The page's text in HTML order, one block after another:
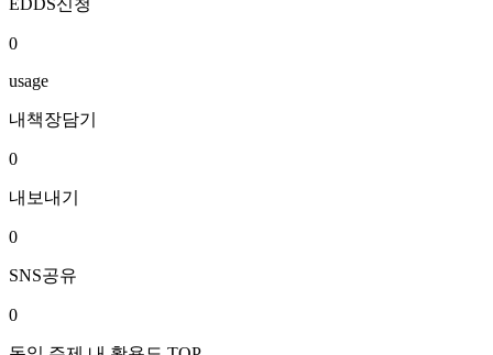
EDDS신청
0
usage
내책장담기
0
내보내기
0
SNS공유
0